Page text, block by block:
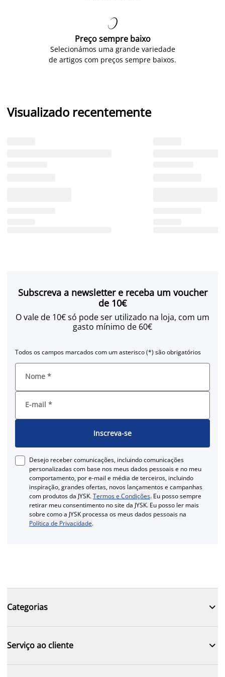

Preço sempre baixo
Selecionámos uma grande variedade
de artigos com preços sempre baixos.
Visualizado recentemente
Subscreva a newsletter e receba um voucher
de 10€
O vale de 10€ só pode ser utilizado na loja, com um
gasto mínimo de 60€
Todos os campos marcados com um asterisco (*) são obrigatórios
Nome *
E-mail *
Inscreva-se
Desejo receber comunicações, incluindo comunicações
personalizadas com base nos meus dados pessoais e no meu
comportamento, por e-mail e média de terceiros, incluindo
inspiração, grandes ofertas, novos lançamentos e campanhas
com produtos da JYSK.Termos e Condições. Eu posso sempre
retirar meu consentimento no site da JYSK. Eu posso ler mais
sobre como a JYSK processa os meus dados pessoais na
Política de Privacidade.
Categorias 
Serviço ao cliente 